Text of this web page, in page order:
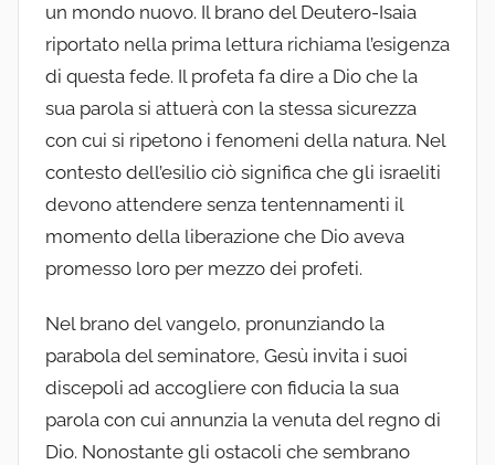
un mondo nuovo. Il brano del Deutero-Isaia
riportato nella prima lettura richiama l’esigenza
di questa fede. Il profeta fa dire a Dio che la
sua parola si attuerà con la stessa sicurezza
con cui si ripetono i fenomeni della natura. Nel
contesto dell’esilio ciò significa che gli israeliti
devono attendere senza tentennamenti il
momento della liberazione che Dio aveva
promesso loro per mezzo dei profeti.
Nel brano del vangelo, pronunziando la
parabola del seminatore, Gesù invita i suoi
discepoli ad accogliere con fiducia la sua
parola con cui annunzia la venuta del regno di
Dio. Nonostante gli ostacoli che sembrano